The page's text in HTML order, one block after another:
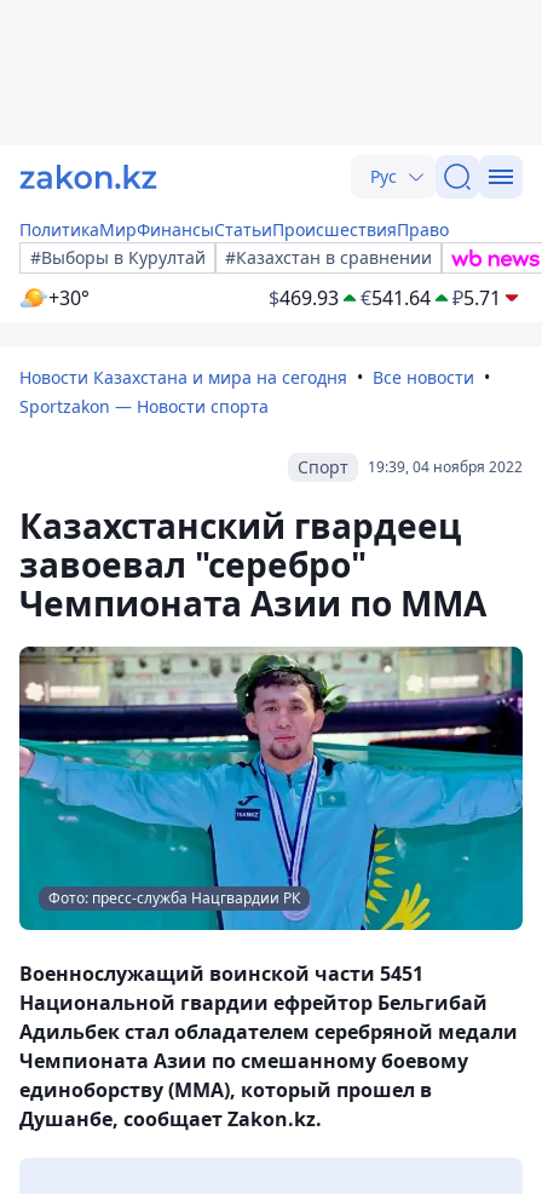
Рус
ПолитикаМирФинансыСтатьиПроисшествияПраво
#Выборы в Курултай
#Казахстан в сравнении
+30° $469.93 €541.64 ₽5.71
Новости Казахстана и мира на сегодня
Все новости
Sportzakon — Новости спорта
19:39, 04 ноября 2022
Спорт
Казахстанский гвардеец
завоевал "серебро"
Чемпионата Азии по ММА
Фото: пресс-служба Нацгвардии РК
Военнослужащий воинской части 5451
Национальной гвардии ефрейтор Бельгибай
Адильбек стал обладателем серебряной медали
Чемпионата Азии по смешанному боевому
единоборству (ММА), который прошел в
Душанбе, сообщает Zakon.kz.